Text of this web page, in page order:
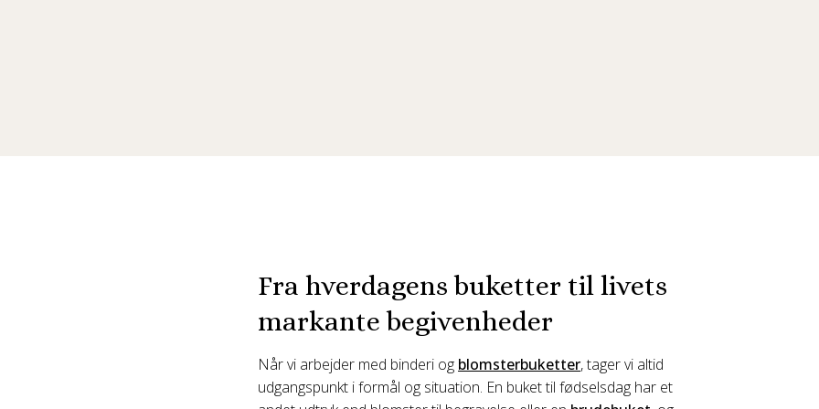
Fra hverdagens buketter til livets
markante begivenheder
Når vi arbejder med binderi og blomsterbuketter, tager vi altid
udgangspunkt i formål og situation. En buket til fødselsdag har et